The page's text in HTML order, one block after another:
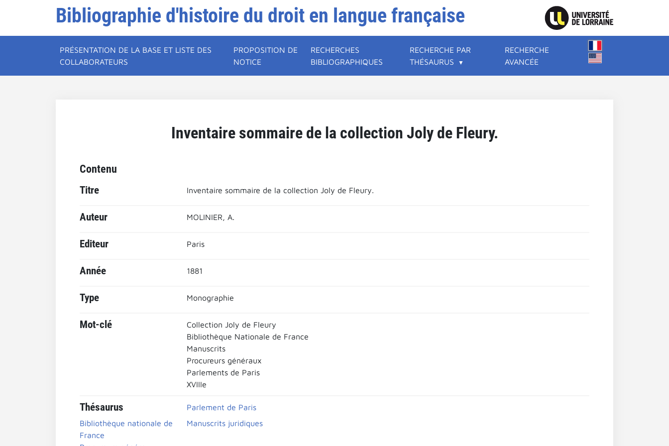
Bibliographie d'histoire du droit en langue française
PRÉSENTATION DE LA BASE ET LISTE DES
COLLABORATEURS
PROPOSITION DE
NOTICE
RECHERCHES
BIBLIOGRAPHIQUES
RECHERCHE PAR
THÉSAURUS
RECHERCHE
AVANCÉE
Inventaire sommaire de la collection Joly de Fleury.
Contenu
Titre Inventaire sommaire de la collection Joly de Fleury.
Auteur MOLINIER, A.
Editeur Paris
Année 1881
Type Monographie
Mot-clé
Collection Joly de Fleury
Bibliothèque Nationale de France
Manuscrits
Procureurs généraux
Parlements de Paris
XVIIIe
Thésaurus
Parlement de Paris
Bibliothèque nationale de
France
Manuscrits juridiques